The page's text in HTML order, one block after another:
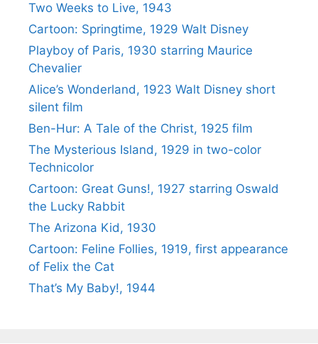
Two Weeks to Live, 1943
Cartoon: Springtime, 1929 Walt Disney
Playboy of Paris, 1930 starring Maurice
Chevalier
Alice’s Wonderland, 1923 Walt Disney short
silent film
Ben-Hur: A Tale of the Christ, 1925 film
The Mysterious Island, 1929 in two-color
Technicolor
Cartoon: Great Guns!, 1927 starring Oswald
the Lucky Rabbit
The Arizona Kid, 1930
Cartoon: Feline Follies, 1919, first appearance
of Felix the Cat
That’s My Baby!, 1944